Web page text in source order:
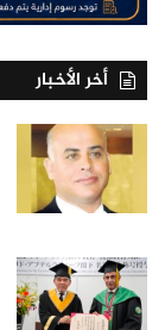
أخر الأخبار